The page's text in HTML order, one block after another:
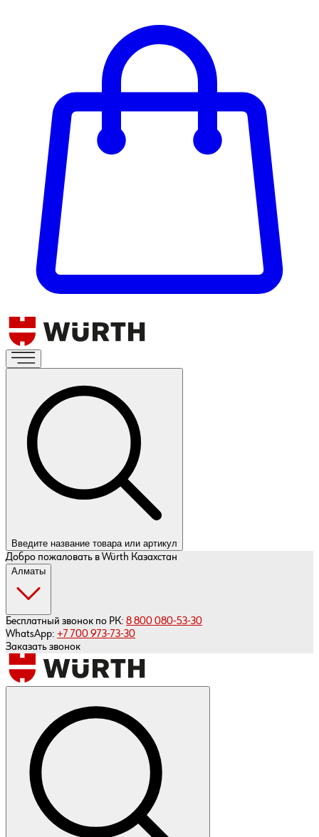
Введите название товара или артикул
Добро пожаловать в Würth Казахстан
Алматы
Бесплатный звонок по РК: 8 800 080-53-30
WhatsApp: +7 700 973-73-30
Заказать звонок